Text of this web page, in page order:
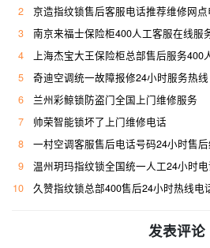
2
京造指纹锁售后客服电话推荐维修网点
3
南京来福士保险柜400人工客服在线服
4
上海杰宝大王保险柜总部售后服务400人工
5
奇迪空调统一故障报修24小时服务热线
6
兰州彩鲸锁防盗门全国上门维修服务
7
帅荣智能锁坏了上门维修电话
8
一村空调客服售后电话号码24小时售
9
温州玥玛指纹锁全国统一人工24小时
10
久赞指纹锁总部400售后24小时热线电
发表评论